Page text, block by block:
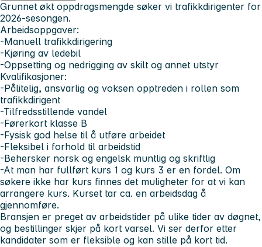
Grunnet økt oppdragsmengde søker vi trafikkdirigenter for
2026-sesongen.
Arbeidsoppgaver:
-Manuell trafikkdirigering
-Kjøring av ledebil
-Oppsetting og nedrigging av skilt og annet utstyr
Kvalifikasjoner:
-Pålitelig, ansvarlig og voksen opptreden i rollen som
trafikkdirigent
-Tilfredsstillende vandel
-Førerkort klasse B
-Fysisk god helse til å utføre arbeidet
-Fleksibel i forhold til arbeidstid
-Behersker norsk og engelsk muntlig og skriftlig
-At man har fullført kurs 1 og kurs 3 er en fordel. Om
søkere ikke har kurs finnes det muligheter for at vi kan
arrangere kurs. Kurset tar ca. en arbeidsdag å
gjennomføre.
Bransjen er preget av arbeidstider på ulike tider av døgnet,
og bestillinger skjer på kort varsel. Vi ser derfor etter
kandidater som er fleksible og kan stille på kort tid.